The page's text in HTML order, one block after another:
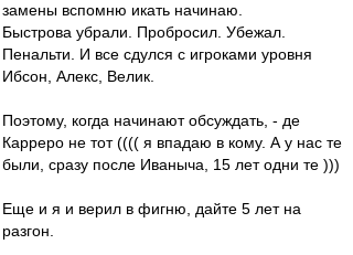
замены вспомню икать начинаю.
Быстрова убрали. Пробросил. Убежал.
Пенальти. И все сдулся с игроками уровня
Ибсон, Алекс, Велик.
Поэтому, когда начинают обсуждать, - де
Карреро не тот (((( я впадаю в кому. А у нас те
были, сразу после Иваныча, 15 лет одни те )))
Еще и я и верил в фигню, дайте 5 лет на
разгон.